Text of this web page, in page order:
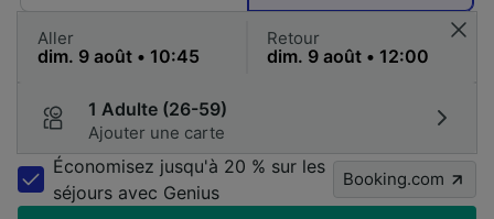
Aller Retour
1 Adulte (26-59)
Ajouter une carte
Économisez jusqu'à 20 % sur les
séjours avec Genius
Booking.com